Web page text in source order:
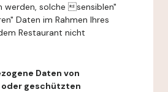
werden, solche sensiblen"
Daten im Rahmen Ihres
Restaurant nicht
Daten von
geschützten